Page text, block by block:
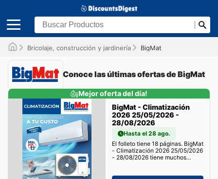
Bricolaje, construcción y jardinería BigMat
Conoce las últimas ofertas de BigMat
¡Mejor oferta del día!
BigMat - Climatización
2026 25/05/2026 -
28/08/2026
Hasta el 28 ago.
El folleto tiene 18 páginas. BigMat
- Climatización 2026 25/05/2026
- 28/08/2026 tiene muchos